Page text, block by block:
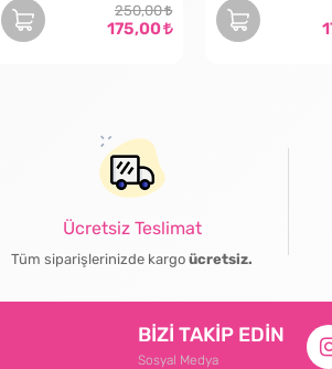
250,00
175,00
Ücretsiz Teslimat
Tüm siparişlerinizde kargoücretsiz.
BİZİ TAKİP EDİN
Sosyal Medya